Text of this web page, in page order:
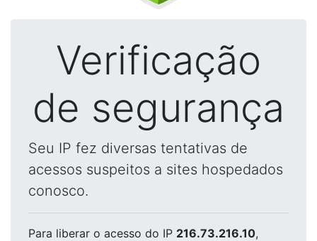
Verificação
de segurança
Seu IP fez diversas tentativas de
acessos suspeitos a sites hospedados
conosco.
Para liberar o acesso do IP 216.73.216.10,